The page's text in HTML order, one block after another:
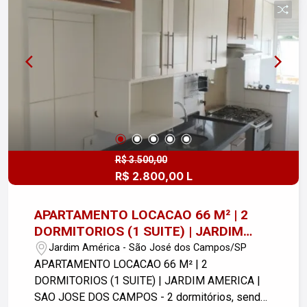
Conveniência: O apartamento conta com
ventilação natural, garantindo um ambiente fresco
e arejado. Além disso, você terá acesso a
conexão com internet, interfone e TV a cabo,
proporcionando todo o conforto que você
um lugar que une qualidade de vida e praticidade.
Agende sua visita e venha conhecer seu novo lar!
R$ 3.500,00
R$ 2.800,00 L
APARTAMENTO LOCACAO 66 M² | 2
DORMITORIOS (1 SUITE) | JARDIM
AMERICA | SAO JOSE DOS CAMPOS
Jardim América - São José dos Campos/SP
APARTAMENTO LOCACAO 66 M² | 2
DORMITORIOS (1 SUITE) | JARDIM AMERICA |
SAO JOSE DOS CAMPOS - 2 dormitórios, sendo